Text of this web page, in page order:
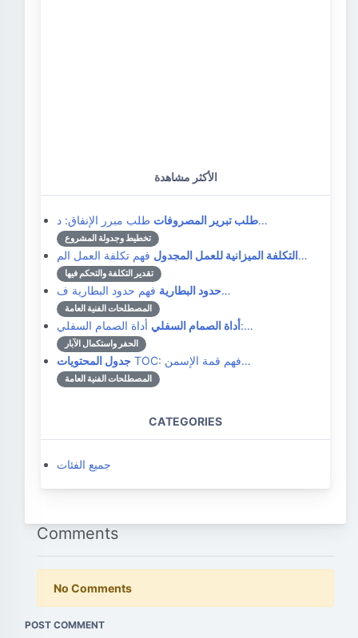
الأكثر مشاهدة
طلب تبرير المصروفاتطلب مبرر الإنفاق: د…
تخطيط وجدولة المشروع
التكلفة الميزانية للعمل المجدولفهم تكلفة العمل الم…
تقدير التكلفة والتحكم فيها
حدود البطاريةفهم حدود البطارية ف…
المصطلحات الفنية العامة
أداة الصمام السفليأداة الصمام السفلي:…
الحفر واستكمال الآبار
جدول المحتويات TOC: فهم قمة الإسمن…
المصطلحات الفنية العامة
CATEGORIES
جميع الفئات
Comments
No Comments
POST COMMENT